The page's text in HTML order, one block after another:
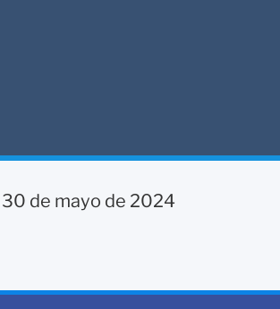
30 de mayo de 2024